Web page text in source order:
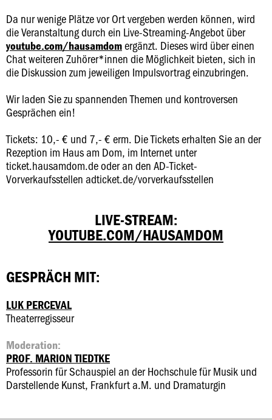
Da nur wenige Plätze vor Ort vergeben werden können, wird
die Veranstaltung durch ein Live-Streaming-Angebot über
youtube.com/hausamdomergänzt. Dieses wird über einen
Chat weiteren Zuhörer*innen die Möglichkeit bieten, sich in
die Diskussion zum jeweiligen Impulsvortrag einzubringen.
Wir laden Sie zu spannenden Themen und kontroversen
Gesprächen ein!
Tickets: 10,- € und 7,- € erm. Die Tickets erhalten Sie an der
Rezeption im Haus am Dom, im Internet unter
ticket.hausamdom.de oder an den AD-Ticket-
Vorverkaufsstellen adticket.de/vorverkaufsstellen
LIVE-STREAM:
YOUTUBE.COM/HAUSAMDOM
GESPRÄCH MIT:
LUK PERCEVAL
Theaterregisseur
Moderation:
PROF. MARION TIEDTKE
Professorin für Schauspiel an der Hochschule für Musik und
Darstellende Kunst, Frankfurt a.M. und Dramaturgin